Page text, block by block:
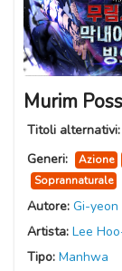
Murim
Titoli alternativi:
Generi:
Azione
Soprannaturale
Autore: Gi-yeon
Artista: Lee
Tipo: Manhwa